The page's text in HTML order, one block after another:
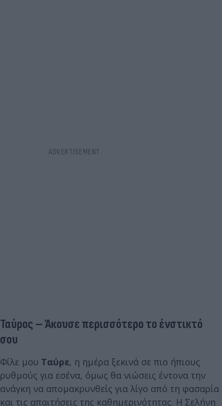
Ταύρος – Άκουσε περισσότερο το ένστικτό
σου
Φίλε μου Ταύρε, η ημέρα ξεκινά σε πιο ήπιους
ρυθμούς για εσένα, όμως θα νιώσεις έντονα την
ανάγκη να απομακρυνθείς για λίγο από τη φασαρία
και τις απαιτήσεις της καθημερινότητας. Η Σελήνη